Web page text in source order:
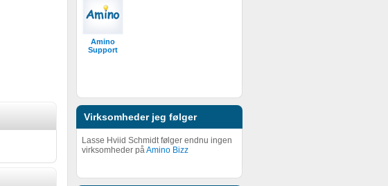
Amino
Support
Virksomheder jeg følger
Lasse Hviid Schmidt følger endnu ingen
virksomheder påAmino Bizz